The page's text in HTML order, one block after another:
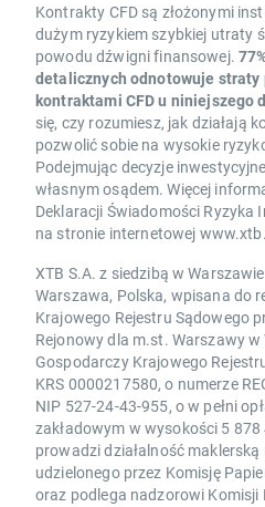
Kontrakty CFD są złożonymi
dużym ryzykiem szybkiej utraty
powodu dźwigni finansowej.
detalicznych odnotowuje straty
kontraktami CFD u niniejszego
się, czy rozumiesz, jak działają
pozwolić sobie na wysokie
Podejmując decyzje
własnym osądem. Więcej
Deklaracji Świadomości Ryzyka
na stronie internetowej
XTB S.A. z siedzibą w
Warszawa, Polska, wpisana do
Krajowego Rejestru Sądowego
Rejonowy dla m.st. Warszawy w
Gospodarczy Krajowego
KRS 0000217580, o numerze
NIP 527-24-43-955, o w pełni
zakładowym w wysokości 5 878
prowadzi działalność
udzielonego przez Komisję
oraz podlega nadzorowi Komisji